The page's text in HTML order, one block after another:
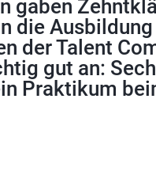
gaben
die
der Talent
gut an:
Praktikum